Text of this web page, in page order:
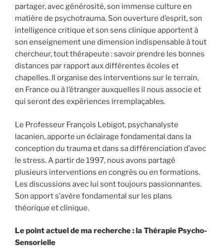
partager, avec générosité, son immense culture en
matière de psychotrauma. Son ouverture d’esprit, son
intelligence critique et son sens clinique apportent à
son enseignement une dimension indispensable à tout
chercheur, tout thérapeute : savoir prendre les bonnes
distances par rapport aux différentes écoles et
chapelles. Il organise des interventions sur le terrain,
en France ou à l’étranger auxquelles il nous associe et
qui seront des expériences irremplaçables.
Le Professeur François Lebigot, psychanalyste
lacanien, apporte un éclairage fondamental dans la
conception du trauma et dans sa différenciation d’avec
le stress. A partir de 1997, nous avons partagé
plusieurs interventions en congrès ou en formations.
Les discussions avec lui sont toujours passionnantes.
Son apport s’avère fondamental sur les plans
théorique et clinique.
Le point actuel de ma recherche : la Thérapie Psycho-
Sensorielle